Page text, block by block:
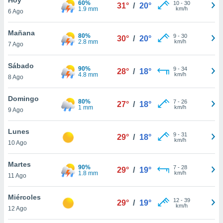
y
en
más
de
6 Ago
60%
1.9 mm
31° / 20° 10- 30
km/h
Mañana
7 Ago
80%
2.8 mm
30° / 20° 9- 30
km/h
Sábado
8 Ago
90%
4.8 mm
28° / 18° 9- 34
km/h
Domingo
9 Ago
80%
1 mm
27° / 18° 7- 26
km/h
Lunes
10 Ago
29° / 18° 9- 31
km/h
Martes
11 Ago
90%
1.8 mm
29° / 19° 7- 28
km/h
Miércoles
12 Ago
29° / 19° 12- 39
km/h